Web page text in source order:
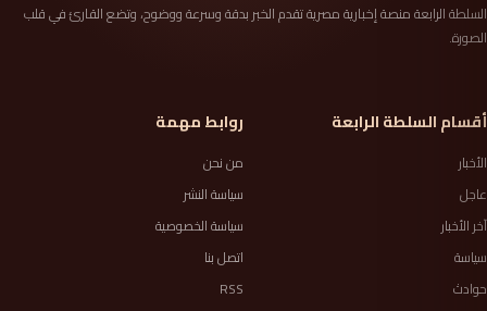
السلطة الرابعة منصة إخبارية مصرية تقدم الخبر بدقة وسرعة ووضوح، وتضع القارئ في قلب
الصورة.
أقسام السلطة الرابعة
الأخبار
عاجل
آخر الأخبار
سياسة
حوادث
روابط مهمة
من نحن
سياسة النشر
سياسة الخصوصية
اتصل بنا
RSS